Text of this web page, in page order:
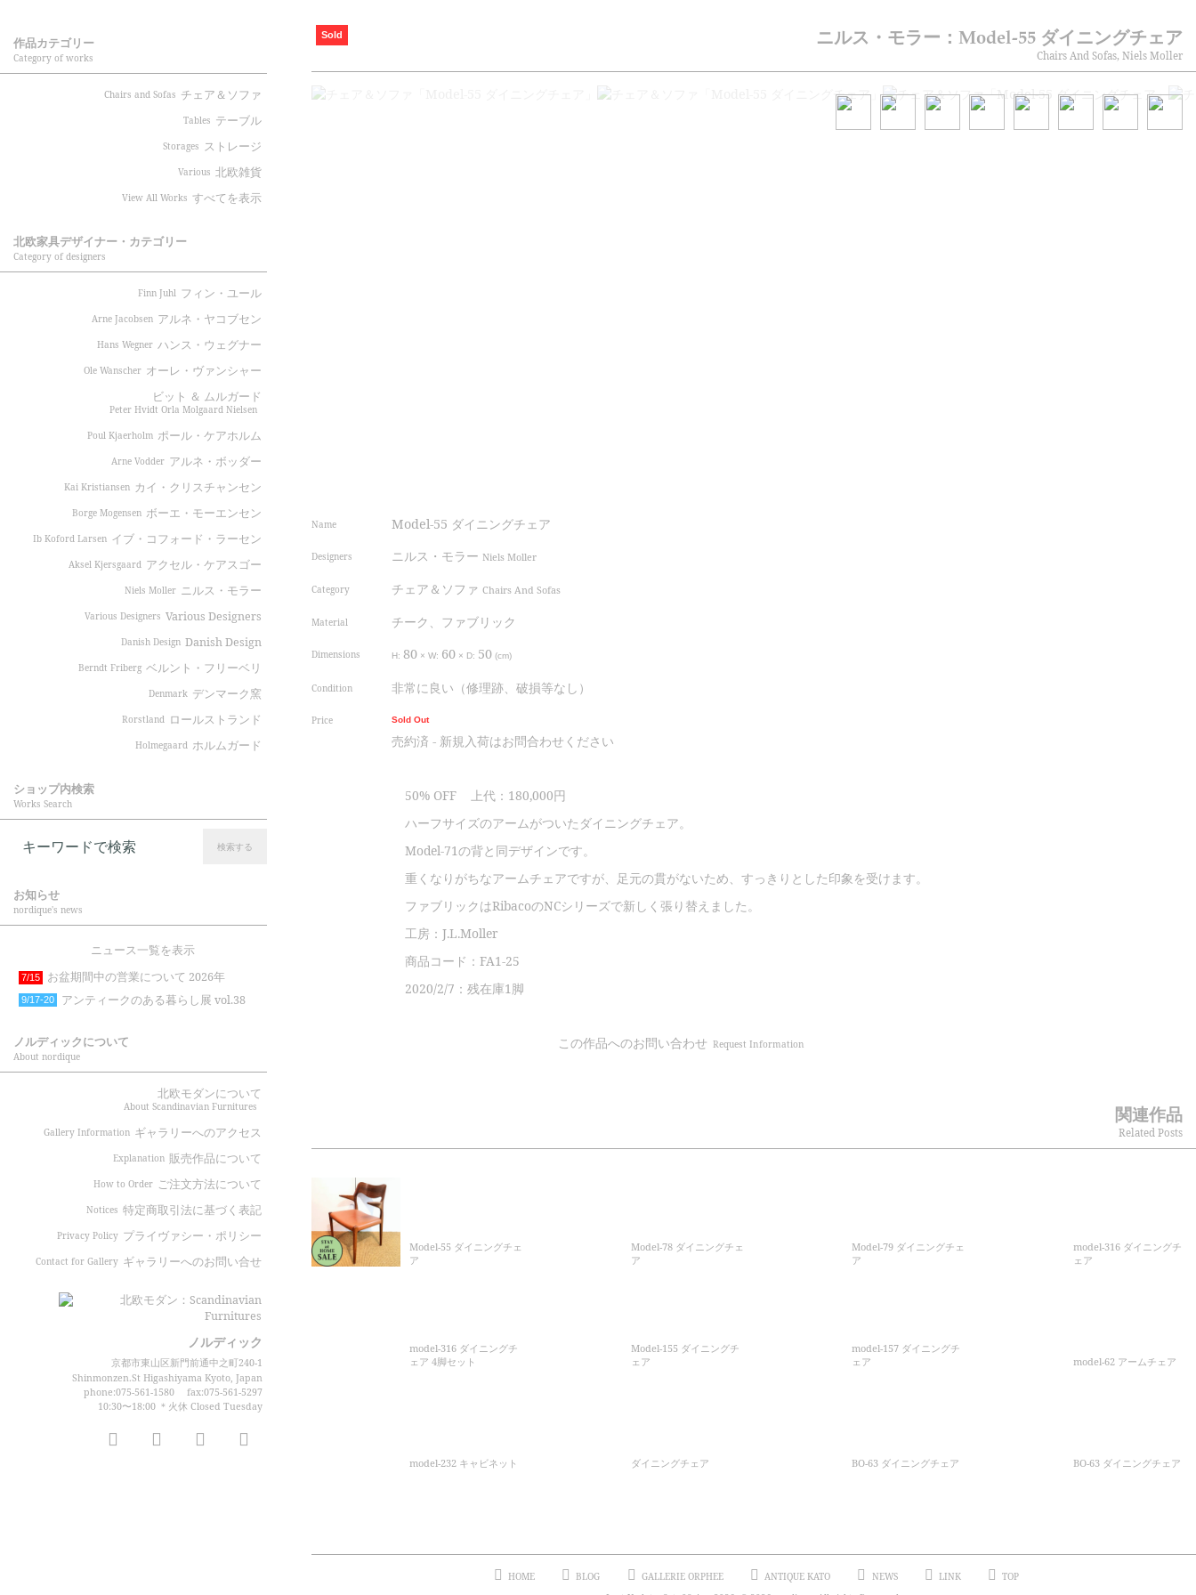
作品カテゴリー
Category of works
チェア＆ソファ
Chairs and Sofas
テーブル
Tables
ストレージ
Storages
北欧雑貨
Various
すべてを表示
View All Works
北欧家具デザイナー・カテゴリー
Category of designers
フィン・ユール
Finn Juhl
アルネ・ヤコブセン
Arne Jacobsen
ハンス・ウェグナー
Hans Wegner
オーレ・ヴァンシャー
Ole Wanscher
ビット ＆ ムルガード
Peter Hvidt Orla Molgaard Nielsen
ポール・ケアホルム
Poul Kjaerholm
アルネ・ボッダー
Arne Vodder
カイ・クリスチャンセン
Kai Kristiansen
ボーエ・モーエンセン
Borge Mogensen
イブ・コフォード・ラーセン
Ib Koford Larsen
アクセル・ケアスゴー
Aksel Kjersgaard
ニルス・モラー
Niels Moller
Various Designers
Various Designers
Danish Design
Danish Design
ベルント・フリーベリ
Berndt Friberg
デンマーク窯
Denmark
ロールストランド
Rorstland
ホルムガード
Holmegaard
ショップ内検索
Works Search
検索する
お知らせ
nordique's news
ニュース一覧を表示
7/15 お盆期間中の営業について 2026年
9/17-20 アンティークのある暮らし展 vol.38
ノルディックについて
About nordique
北欧モダンについて
About Scandinavian Furnitures
ギャラリーへのアクセス
Gallery Information
販売作品について
Explanation
ご注文方法について
How to Order
特定商取引法に基づく表記
Notices
プライヴァシー・ポリシー
Privacy Policy
ギャラリーへのお問い合せ
Contact for Gallery
ノルディック
京都市東山区新門前通中之町240-1
Shinmonzen.St Higashiyama Kyoto, Japan
phone:075-561-1580
fax:075-561-5297
10:30〜18:00 ＊火休 Closed Tuesday
Sold ニルス・モラー：Model-55 ダイニングチェア
Chairs And Sofas, Niels Moller
Name Model-55 ダイニングチェア
Designers ニルス・モラー Niels Moller
Category チェア＆ソファ Chairs And Sofas
Material チーク、ファブリック
Dimensions H: 80 × W: 60 × D: 50 (cm)
Condition 非常に良い（修理跡、破損等なし）
Price Sold Out
売約済 - 新規入荷はお問合わせください
50% OFF 上代：180,000円
ハーフサイズのアームがついたダイニングチェア。
Model-71の背と同デザインです。
重くなりがちなアームチェアですが、足元の貫がないため、すっきりとした印象を受けます。
ファブリックはRibacoのNCシリーズで新しく張り替えました。
工房：J.L.Moller
商品コード：FA1-25
2020/2/7：残在庫1脚
この作品へのお問い合わせ Request Information
関連作品
Related Posts
Model-55 ダイニングチェ
ア
Model-78 ダイニングチェ
ア
Model-79 ダイニングチェ
ア
model-316 ダイニングチ
ェア
model-316 ダイニングチ
ェア 4脚セット
Model-155 ダイニングチ
ェア
model-157 ダイニングチ
ェア
model-62 アームチェア
model-232 キャビネット ダイニングチェア BO-63 ダイニングチェア BO-63 ダイニングチェア
HOME BLOG GALLERIE ORPHEE ANTIQUE KATO NEWS LINK
TOP